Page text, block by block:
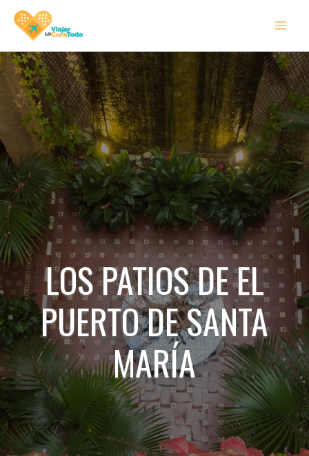
LOS PATIOS DE EL
PUERTO DE SANTA
MARÍA